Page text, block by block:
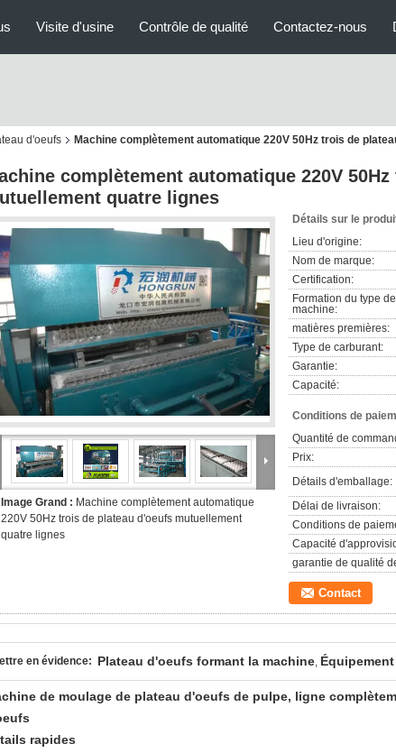
Visite d'usine Contrôle de qualité Contactez-nous
d'oeufs Machine complètement automatique 220V 50Hz trois de
complètement automatique 220V
quatre lignes
Image Grand : Machine complètement automatique
220V 50Hz trois de plateau d'oeufs mutuellement
quatre lignes
Détails sur le
Lieu d'origine:
Nom de marque:
Certification:
Formation du type de
machine:
matières premières:
Type de carburant:
Garantie:
Capacité:
Conditions de
Quantité de
Prix:
Détails d'emballage:
Délai de livraison:
Conditions de
Capacité
garantie de qualité
Contact
en évidence: Plateau d'oeufs formant la machine,
de moulage de plateau d'oeufs de pulpe, ligne
rapides